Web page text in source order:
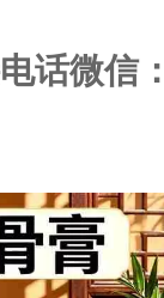
话微信